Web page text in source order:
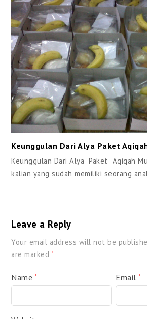
Keunggulan Dari Alya Paket
Keunggulan Dari Alya Paket Aqiqah
kalian yang sudah memiliki seorang
Leave a Reply
Your email address will not be
are marked *
Name * Email*